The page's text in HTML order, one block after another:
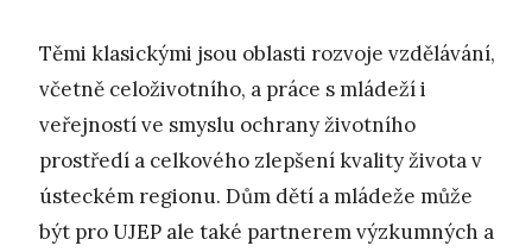
Těmi klasickými jsou oblasti rozvoje vzdělávání,
včetně celoživotního, a práce s mládeží i
veřejností ve smyslu ochrany životního
prostředí a celkového zlepšení kvality života v
ústeckém regionu. Dům dětí a mládeže může
být pro UJEP ale také partnerem výzkumných a